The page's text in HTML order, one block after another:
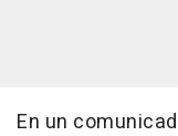
En un